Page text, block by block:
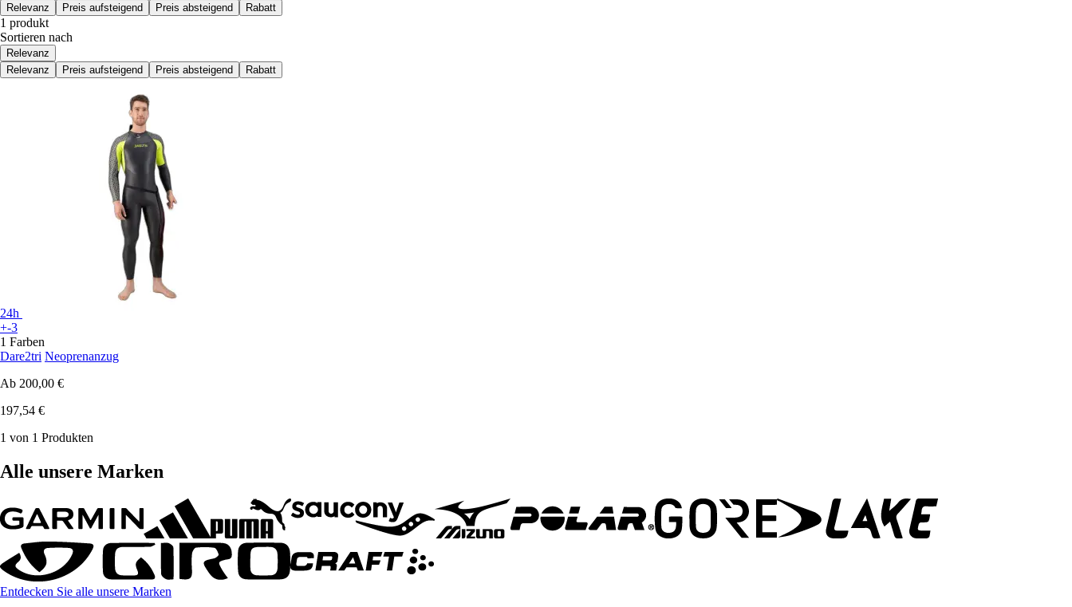
Relevanz
Preis aufsteigend Preis absteigend Rabatt
1 produkt
Sortieren nach
Relevanz
Relevanz
Preis aufsteigend Preis absteigend Rabatt
24h
+-3
1 Farben
Dare2tri Neoprenanzug
Ab 200,00 €
197,54 €
1 von 1 Produkten
Alle unsere Marken
Entdecken Sie alle unsere Marken